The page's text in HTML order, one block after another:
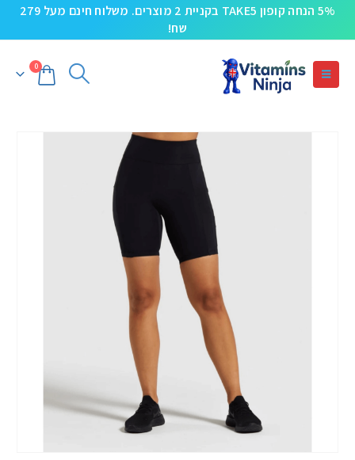
5% הנחה קופון TAKE5 בקניית 2 מוצרים. משלוח חינם מעל 279
שח!
0